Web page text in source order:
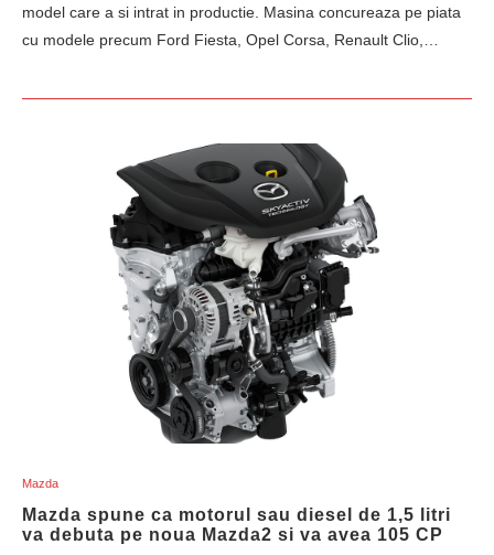
model care a si intrat in productie. Masina concureaza pe piata
cu modele precum Ford Fiesta, Opel Corsa, Renault Clio,…
Mazda
Mazda spune ca motorul sau diesel de 1,5 litri
va debuta pe noua Mazda2 si va avea 105 CP